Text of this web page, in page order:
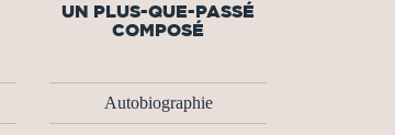
UN PLUS-QUE-PASSÉ
COMPOSÉ
Autobiographie